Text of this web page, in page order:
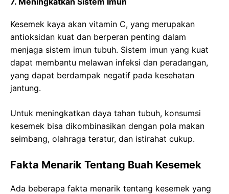
Kesemek kaya akan vitamin C, yang merupakan
antioksidan kuat dan berperan penting dalam
menjaga sistem imun tubuh. Sistem imun yang kuat
dapat membantu melawan infeksi dan peradangan,
yang dapat berdampak negatif pada kesehatan
jantung.
Untuk meningkatkan daya tahan tubuh, konsumsi
kesemek bisa dikombinasikan dengan pola makan
seimbang, olahraga teratur, dan istirahat cukup.
Fakta Menarik Tentang Buah Kesemek
Ada beberapa fakta menarik tentang kesemek yang